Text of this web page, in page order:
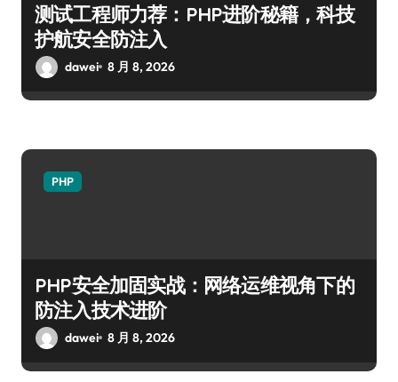
测试工程师力荐：PHP进阶秘籍，科技
护航安全防注入
dawei 8 月 8, 2026
PHP
PHP安全加固实战：网络运维视角下的
防注入技术进阶
dawei 8 月 8, 2026